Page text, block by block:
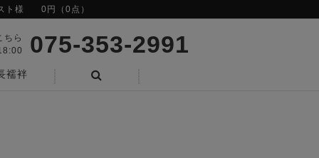
ト様 0円（0点）
ちら
075-353-2991
襦袢